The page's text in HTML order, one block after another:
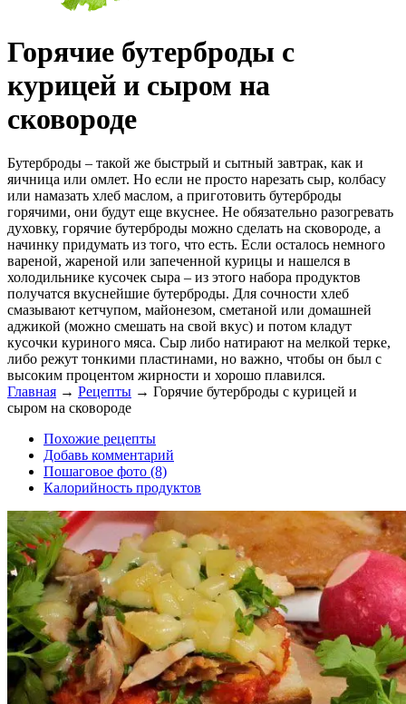
Горячие бутерброды с
курицей и сыром на
сковороде
Бутерброды – такой же быстрый и сытный завтрак, как и
яичница или омлет. Но если не просто нарезать сыр, колбасу
или намазать хлеб маслом, а приготовить бутерброды
горячими, они будут еще вкуснее. Не обязательно разогревать
духовку, горячие бутерброды можно сделать на сковороде, а
начинку придумать из того, что есть. Если осталось немного
вареной, жареной или запеченной курицы и нашелся в
холодильнике кусочек сыра – из этого набора продуктов
получатся вкуснейшие бутерброды. Для сочности хлеб
смазывают кетчупом, майонезом, сметаной или домашней
аджикой (можно смешать на свой вкус) и потом кладут
кусочки куриного мяса. Сыр либо натирают на мелкой терке,
либо режут тонкими пластинами, но важно, чтобы он был с
высоким процентом жирности и хорошо плавился.
Главная → Рецепты → Горячие бутерброды с курицей и
сыром на сковороде
Похожие рецепты
Добавь комментарий
Пошаговое фото (8)
Калорийность продуктов